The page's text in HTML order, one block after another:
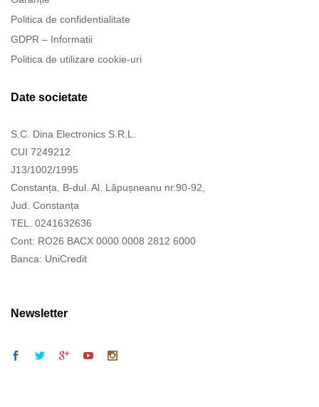
Politica de confidentialitate
GDPR – Informatii
Politica de utilizare cookie-uri
Date societate
S.C. Dina Electronics S.R.L.
CUI 7249212
J13/1002/1995
Constanța, B-dul. Al. Lăpușneanu nr.90-92,
Jud. Constanța
TEL. 0241632636
Cont: RO26 BACX 0000 0008 2812 6000
Banca: UniCredit
Newsletter